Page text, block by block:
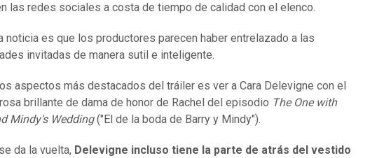
las redes sociales a costa de tiempo de calidad con el elenco.
noticia es que los productores parecen haber entrelazado a las
invitadas de manera sutil e inteligente.
aspectos más destacados del tráiler es ver a Cara Delevigne con el
brillante de dama de honor de Rachel del episodio The One with
Mindy's Wedding("El de la boda de Barry y Mindy").
da la vuelta, Delevigne incluso tiene la parte de atrás del vestido